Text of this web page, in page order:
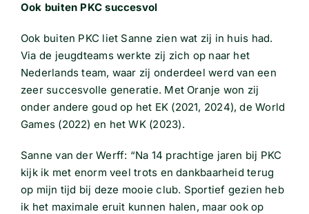
Ook buiten PKC succesvol
Ook buiten PKC liet Sanne zien wat zij in huis had.
Via de jeugdteams werkte zij zich op naar het
Nederlands team, waar zij onderdeel werd van een
zeer succesvolle generatie. Met Oranje won zij
onder andere goud op het EK (2021, 2024), de World
Games (2022) en het WK (2023).
Sanne van der Werff: “Na 14 prachtige jaren bij PKC
kijk ik met enorm veel trots en dankbaarheid terug
op mijn tijd bij deze mooie club. Sportief gezien heb
ik het maximale eruit kunnen halen, maar ook op